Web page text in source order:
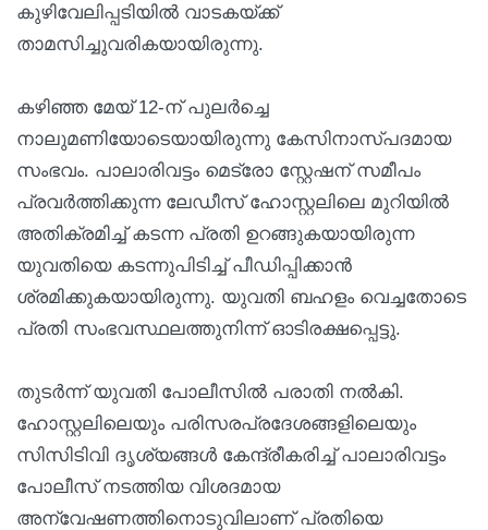
കുഴിവേലിപ്പടിയിൽ വാടകയ്ക്ക്
താമസിച്ചുവരികയായിരുന്നു.
കഴിഞ്ഞ മേയ് 12-ന് പുലർച്ചെ
നാലുമണിയോടെയായിരുന്നു കേസിനാസ്പദമായ
സംഭവം. പാലാരിവട്ടം മെട്രോ സ്റ്റേഷന് സമീപം
പ്രവർത്തിക്കുന്ന ലേഡീസ് ഹോസ്റ്റലിലെ മുറിയിൽ
അതിക്രമിച്ച് കടന്ന പ്രതി ഉറങ്ങുകയായിരുന്ന
യുവതിയെ കടന്നുപിടിച്ച് പീഡിപ്പിക്കാൻ
ശ്രമിക്കുകയായിരുന്നു. യുവതി ബഹളം വെച്ചതോടെ
പ്രതി സംഭവസ്ഥലത്തുനിന്ന് ഓടിരക്ഷപ്പെട്ടു.
തുടർന്ന് യുവതി പോലീസിൽ പരാതി നൽകി.
ഹോസ്റ്റലിലെയും പരിസരപ്രദേശങ്ങളിലെയും
സിസിടിവി ദൃശ്യങ്ങൾ കേന്ദ്രീകരിച്ച് പാലാരിവട്ടം
പോലീസ് നടത്തിയ വിശദമായ
അന്വേഷണത്തിനൊടുവിലാണ് പ്രതിയെ